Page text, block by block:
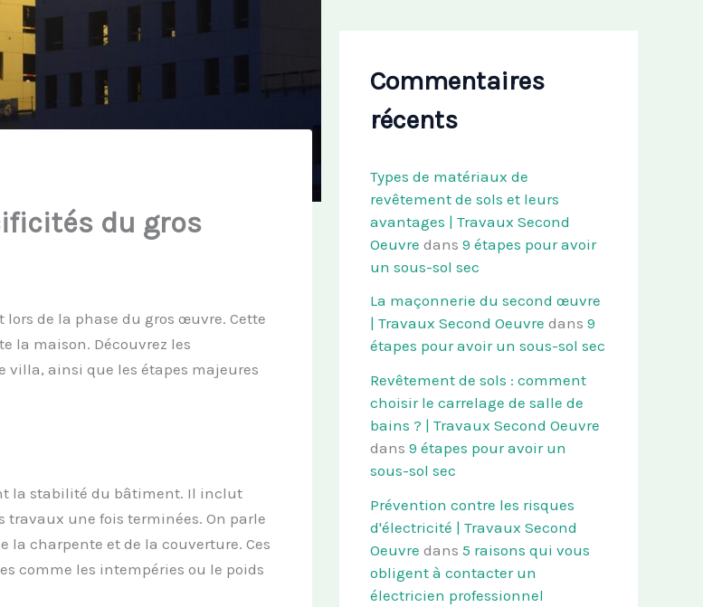
du gros
de la phase du gros œuvre. Cette
la maison. Découvrez les
ainsi que les étapes majeures
la stabilité du bâtiment. Il inclut
une fois terminées. On parle
la charpente et de la couverture. Ces
comme les intempéries ou le poids
Commentaires
récents
Types de matériaux de
revêtement de sols et leurs
avantages | Travaux Second
Oeuvre dans 9 étapes pour avoir
un sous-sol sec
La maçonnerie du second œuvre
| Travaux Second Oeuvre dans 9
étapes pour avoir un sous-sol sec
Revêtement de sols : comment
choisir le carrelage de salle de
bains ? | Travaux Second Oeuvre
dans 9 étapes pour avoir un
sous-sol sec
Prévention contre les risques
d'électricité | Travaux Second
Oeuvre dans 5 raisons qui vous
obligent à contacter un
électricien professionnel